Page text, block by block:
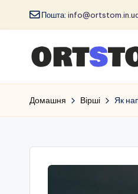
Пошта:
Домашня Вірші Як